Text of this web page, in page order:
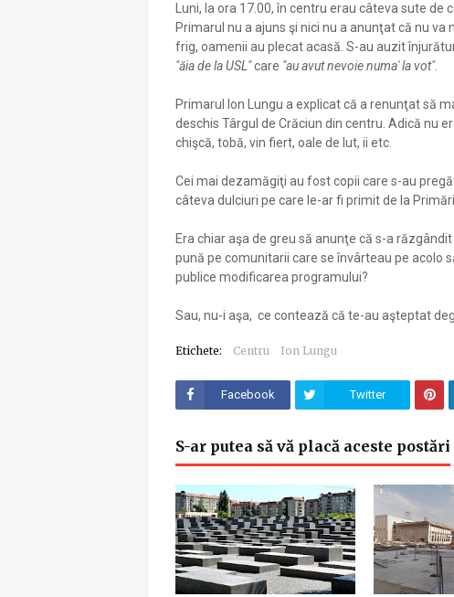
Luni, la ora 17.00, în centru erau câteva sute
Primarul nu a ajuns şi nici nu a anunţat că nu
frig, oamenii au plecat acasă. S-au auzit
"ăia de la USL"care "au avut nevoie numa' la vot".
Primarul Ion Lungu a explicat că a renunţat să
deschis Târgul de Crăciun din centru. Adică nu
chişcă, tobă, vin fiert, oale de lut, ii etc.
Cei mai dezamăgiţi au fost copii care s-au
câteva dulciuri pe care le-ar fi primit de la
Era chiar aşa de greu să anunţe că s-a
pună pe comunitarii care se învârteau pe acolo
publice modificarea programului?
Sau, nu-i aşa, ce contează că te-au aşteptat
Etichete: Centru Ion Lungu
Facebook Twitter
S-ar putea să vă placă aceste postări